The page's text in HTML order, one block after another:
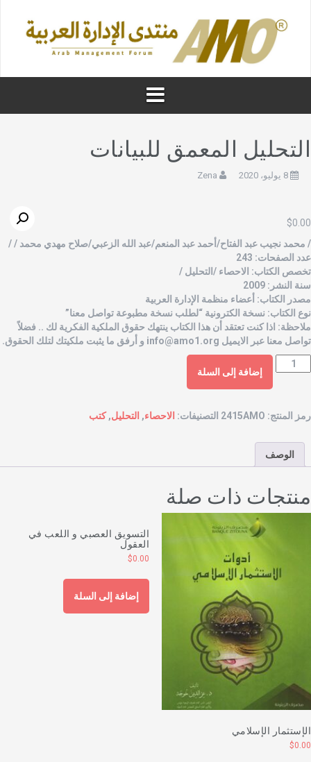
المعمق للبيانات
8 يوليو، 2020 Zena
$
محمد نجيب عبد الفتاح/أحمد عبد المنعم/عبد الله الزعبي/صلاح مهدي محمد / /
الصفحات: 243
الكتاب: الاحصاء /التحليل /
النشر: 2009
الكتاب: أعضاء منظمة الإدارة العربية
الكتاب: نسخة الكترونية “لطلب نسخة مطبوعة تواصل معنا”
اذا كنت تعتقد أن هذا الكتاب ينتهك حقوق الملكية الفكرية لك .. فضلاً
معنا عبر الايميل info@amo1.orgو أرفق ما يثبت ملكيتك لتلك الحقوق.
إضافة إلى السلة
المنتج: 2415AMO التصنيفات: الاحصاء, التحليل,كتب
الوصف
ذات صلة
الإسلامي
$
التسويق العصبي و اللعب في
العقول
$0.00
إضافة إلى السلة